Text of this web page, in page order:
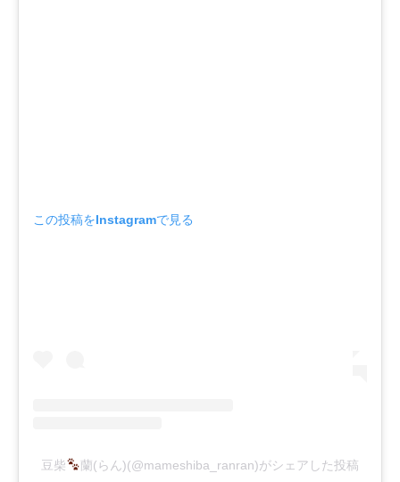
この投稿をInstagramで見る
豆柴 蘭(らん)(@mameshiba_ranran)がシェアした投稿